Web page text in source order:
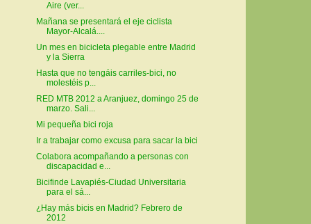
Aire (ver...
Mañana se presentará el eje ciclista
Mayor-Alcalá....
Un mes en bicicleta plegable entre Madrid
y la Sierra
Hasta que no tengáis carriles-bici, no
molestéis p...
RED MTB 2012 a Aranjuez, domingo 25 de
marzo. Sali...
Mi pequeña bici roja
Ir a trabajar como excusa para sacar la bici
Colabora acompañando a personas con
discapacidad e...
Bicifinde Lavapiés-Ciudad Universitaria
para el sá...
¿Hay más bicis en Madrid? Febrero de
2012